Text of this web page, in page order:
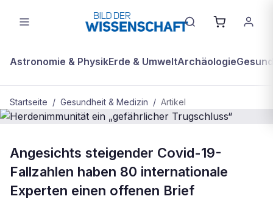
Astronomie & PhysikErde & UmweltArchäologie
Startseite / Gesundheit & Medizin / Artikel
Herdenimmunität ein „gefährlicher
Trugschluss“
Angesichts steigender Covid-19-
Fallzahlen haben 80 internationale
Experten einen offenen Brief